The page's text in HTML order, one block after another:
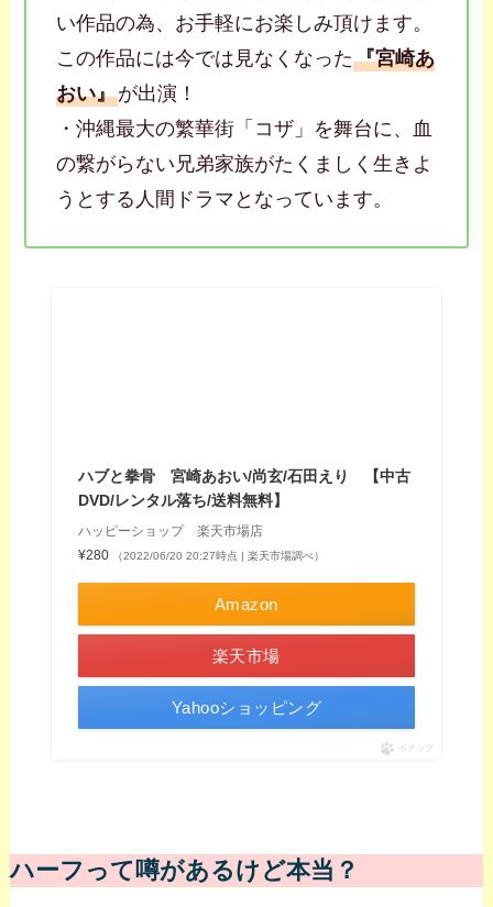
い作品の為、お手軽にお楽しみ頂けます。
この作品には今では見なくなった『宮崎あ
おい』が出演！
・沖縄最大の繁華街「コザ」を舞台に、血
の繋がらない兄弟家族がたくましく生きよ
うとする人間ドラマとなっています。
ハブと拳骨 宮崎あおい/尚玄/石田えり 【中古
DVD/レンタル落ち/送料無料】
ハッピーショップ 楽天市場店
¥280
（2022/06/20 20:27時点 | 楽天市場調べ）
Amazon
楽天市場
Yahooショッピング
ポチップ
ハーフって噂があるけど本当？